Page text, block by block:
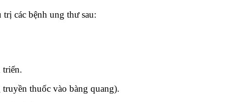
các bệnh ung thư sau:
triển.
thuốc vào bàng quang).